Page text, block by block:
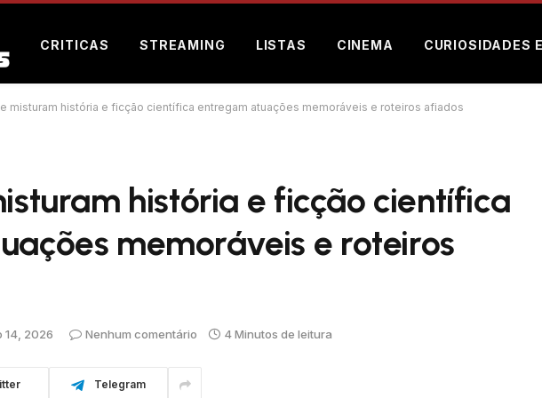
CRITICAS STREAMING LISTAS CINEMA CURIOSIDADES
misturam história e ficção científica entregam atuações memoráveis e roteiros afiados
história e ficção científica
memoráveis e roteiros
14, 2026 Nenhum comentário 4 Minutos de leitura
Telegram